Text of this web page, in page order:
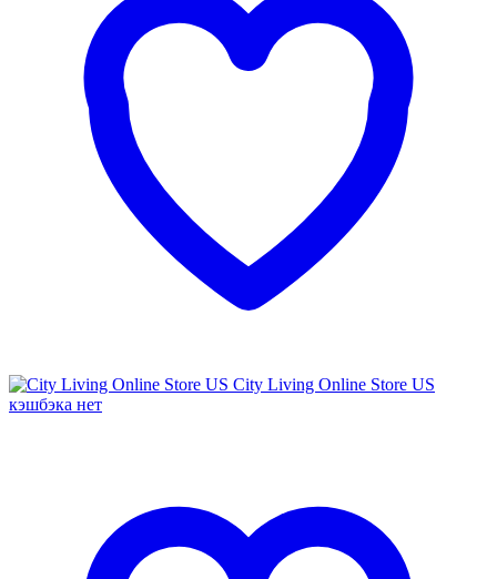
City Living Online Store US
кэшбэка нет